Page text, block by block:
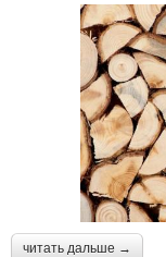
читать дальше →